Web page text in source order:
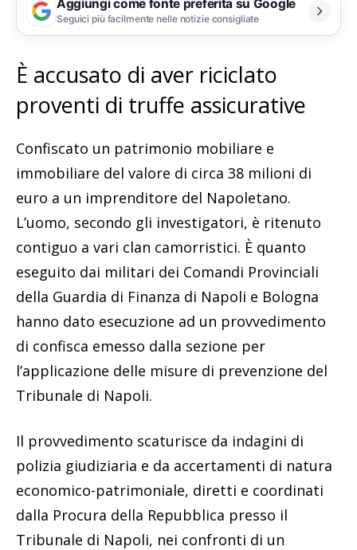
Aggiungi come fonte preferita su Google
Seguici più facilmente nelle notizie consigliate
È accusato di aver riciclato
proventi di truffe assicurative
Confiscato un patrimonio mobiliare e
immobiliare del valore di circa 38 milioni di
euro a un imprenditore del Napoletano.
L’uomo, secondo gli investigatori, è ritenuto
contiguo a vari clan camorristici. È quanto
eseguito dai militari dei Comandi Provinciali
della Guardia di Finanza di Napoli e Bologna
hanno dato esecuzione ad un provvedimento
di confisca emesso dalla sezione per
l’applicazione delle misure di prevenzione del
Tribunale di Napoli.
Il provvedimento scaturisce da indagini di
polizia giudiziaria e da accertamenti di natura
economico-patrimoniale, diretti e coordinati
dalla Procura della Repubblica presso il
Tribunale di Napoli, nei confronti di un